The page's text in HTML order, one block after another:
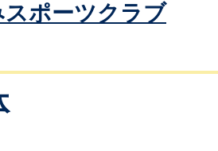
スポーツクラブ